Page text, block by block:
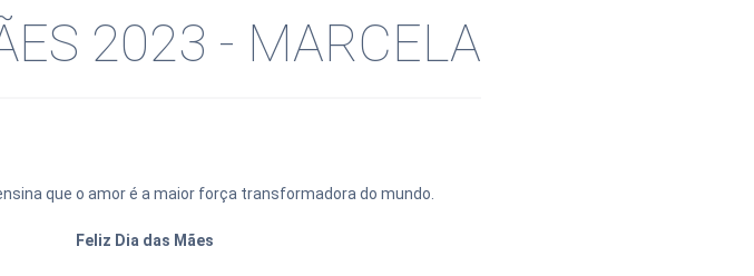
2023 - MARCELA
que o amor é a maior força transformadora do mundo.
Feliz Dia das Mães